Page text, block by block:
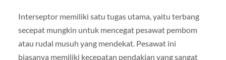
Interseptor memiliki satu tugas utama, yaitu terbang
secepat mungkin untuk mencegat pesawat pembom
atau rudal musuh yang mendekat. Pesawat ini
biasanya memiliki kecepatan pendakian yang sangat